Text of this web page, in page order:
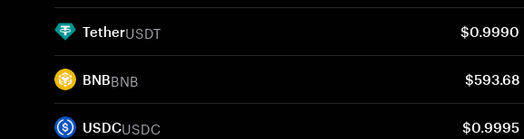
TetherUSDT $0.9990
BNBBNB $593.68
USDCUSDC $0.9995